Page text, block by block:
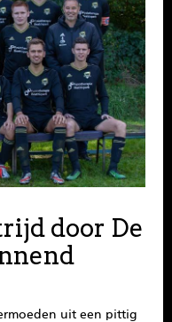
door De
uit een pittig